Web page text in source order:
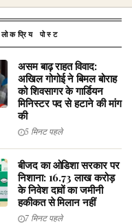
लोकप्रिय पोस्ट
असम बाढ़ राहत विवाद:
अखिल गोगोई ने बिमल बोराह
को शिवसागर के गार्डियन
मिनिस्टर पद से हटाने की मांग
की
5 मिनट पहले
बीजद का ओडिशा सरकार पर
निशाना: ₹16.73 लाख करोड़
के निवेश दावों का जमीनी
हकीकत से मिलान नहीं
7 मिनट पहले